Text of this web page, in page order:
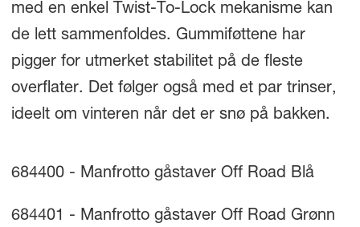
med en enkel Twist-To-Lock mekanisme kan
de lett sammenfoldes. Gummiføttene har
pigger for utmerket stabilitet på de fleste
overflater. Det følger også med et par trinser,
ideelt om vinteren når det er snø på bakken.
684400 - Manfrotto gåstaver Off Road Blå
684401 - Manfrotto gåstaver Off Road Grønn